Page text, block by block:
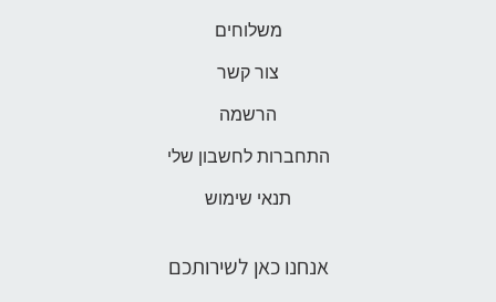
משלוחים
צור קשר
הרשמה
התחברות לחשבון שלי
תנאי שימוש
אנחנו כאן לשירותכם